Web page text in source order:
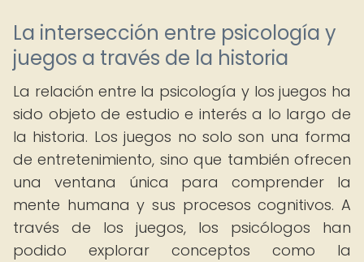
La intersección entre psicología y
juegos a través de la historia
La relación entre la psicología y los juegos ha
sido objeto de estudio e interés a lo largo de
la historia. Los juegos no solo son una forma
de entretenimiento, sino que también ofrecen
una ventana única para comprender la
mente humana y sus procesos cognitivos. A
través de los juegos, los psicólogos han
podido explorar conceptos como la